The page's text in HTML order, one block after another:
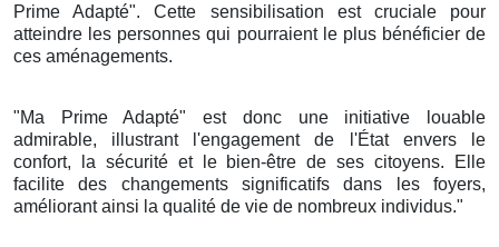
Prime Adapté". Cette sensibilisation est cruciale pour
atteindre les personnes qui pourraient le plus bénéficier de
ces aménagements.
"Ma Prime Adapté" est donc une initiative louable
admirable, illustrant l'engagement de l'État envers le
confort, la sécurité et le bien-être de ses citoyens. Elle
facilite des changements significatifs dans les foyers,
améliorant ainsi la qualité de vie de nombreux individus."